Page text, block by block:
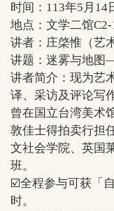
时间：113年5月14
地点：文学二馆C2-
讲者：庄棨惟（艺
讲题：迷雾与地图
讲者简介：现为艺
译、采访及评论写作
曾在国立台湾美术
敦佳士得拍卖行担
文社会学院、英国
班。
☑全程参与可获「
时。